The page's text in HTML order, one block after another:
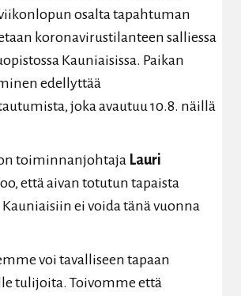
osalta tapahtuman
koronavirustilanteen salliessa
Kauniaisissa. Paikan
edellyttää
joka avautuu 10.8. näillä
toiminnanjohtaja Lauri
että aivan totutun tapaista
ei voida tänä vuonna
voi tavalliseen tapaan
tulijoita. Toivomme että